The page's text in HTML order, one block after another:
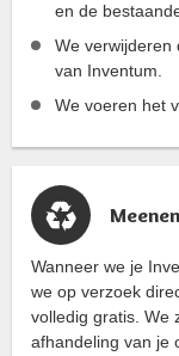
en de
We verwijderen
van Inventum.
We voeren het
Wanneer we je
we op verzoek
volledig gratis. We
afhandeling van je